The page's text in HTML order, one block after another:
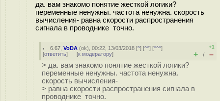
да. вам знакомо понятие жесткой логики?
переменные ненужны. частота ненужна. скорость
вычисления- равна скорости распространения
сигнала в проводнике точно.
6.67 ,VoDA (ok), 00:22, 13/03/2018 [^] [^^] [^^^]
[ответить] [к модератору]
+1
+ / –
> да. вам знакомо понятие жесткой логики?
переменные ненужны. частота ненужна.
скорость вычисления-
> равна скорости распространения сигнала в
проводнике точно.